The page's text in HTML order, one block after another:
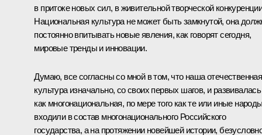
в притоке новых сил, в живительной творческой
Национальная культура не может быть замкнутой, она
постоянно впитывать новые явления, как говорят сегодня,
мировые тренды и инновации.
Думаю, все согласны со мной в том, что наша отечественная
культура изначально, со своих первых шагов, и развивалась
как многонациональная, по мере того как те или иные
входили в состав многонационального Российского
государства, а на протяжении новейшей истории,